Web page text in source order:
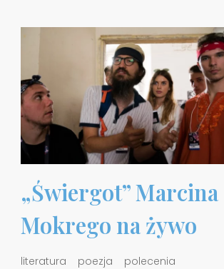
„Świergot” Marcina
Mokrego na żywo
literatura poezja
polecenia